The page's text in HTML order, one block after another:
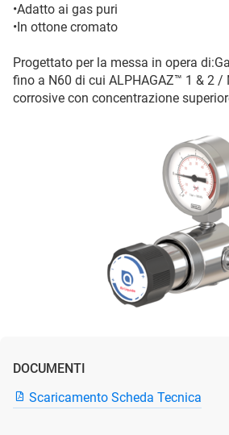
•Adatto ai gas puri
•In ottone cromato
Progettato per la messa in opera
fino a N60 di cui ALPHAGAZ™ 1 & 2 /
corrosive con concentrazione
DOCUMENTI
Scaricamento Scheda Tecnica